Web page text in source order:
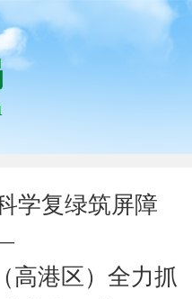
学复绿筑屏障
高港区）全力抓